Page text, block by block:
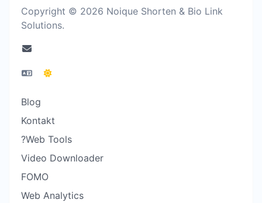
Copyright © 2026 Noique Shorten & Bio Link
Solutions.
Blog
Kontakt
?Web Tools
Video Downloader
FOMO
Web Analytics